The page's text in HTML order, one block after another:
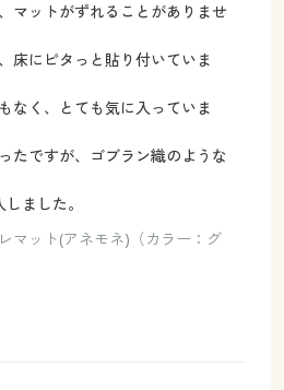
マットがずれることがありませ
床にピタっと貼り付いていま
なく、とても気に入っていま
たですが、ゴブラン織のような
ました。
マット(アネモネ)（カラー：グ